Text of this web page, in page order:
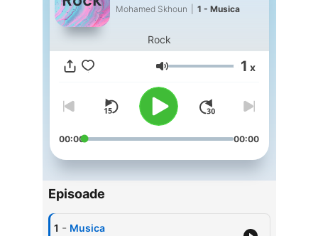
Mohamed Skhoun 1 - Musica
Rock
Volum 1 x
00:00 00:00
Episoade
1 - Musica